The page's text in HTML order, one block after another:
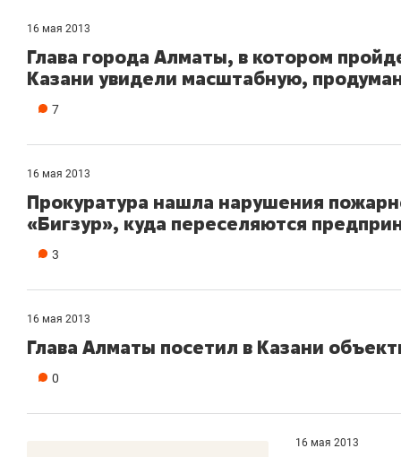
16 мая 2013
Глава города Алматы, в котором
Казани увидели масштабную,
7
16 мая 2013
Прокуратура нашла нарушения
«Бигзур», куда переселяются
3
16 мая 2013
Глава Алматы посетил в Казани
0
16 мая 2013
потерять минимум
Как бизнесу выйти на зарубежные
рынки, почему надо знать аксакалов ио
Как ГК «МИР ГРУПП» и ВТБ
150 камер
ID вместо